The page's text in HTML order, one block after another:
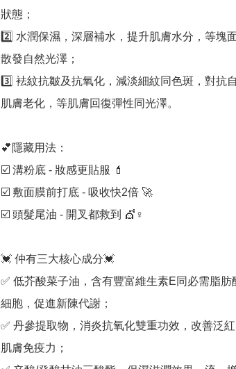
狀態；
2️⃣ 水潤保濕，深層補水，提升肌膚水分，等塊
散發自然光澤；
3️⃣ 袪紋抗皺及抗氧化，減淡細紋同色斑，對抗
肌膚老化，等肌膚回復彈性同光澤。
💕隱藏用法：
☑️ 溝粉底 - 妝感更貼服 💄
☑️ 敷面膜前打底 - 吸收快2倍 🚀
☑️ 頭髮尾油 - 開叉都救到 💇♀️
💓 仲有三大核心成分💓
✅ 低芥酸菜子油，含有豐富維生素E同必需脂肪
細胞，促進新陳代謝；
✅ 丹參提取物，消炎抗氧化雙重功效，改善泛
肌膚免疫力；